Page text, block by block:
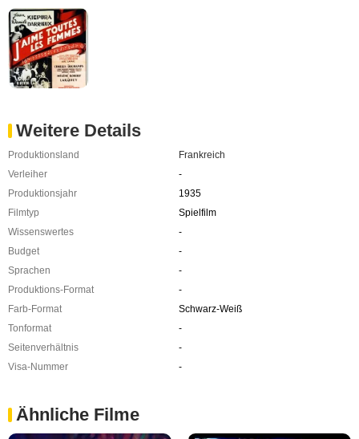
Weitere Details
Produktionsland
Frankreich
Verleiher
-
Produktionsjahr
1935
Filmtyp
Spielfilm
Wissenswertes
-
Budget
-
Sprachen
-
Produktions-Format
-
Farb-Format
Schwarz-Weiß
Tonformat
-
Seitenverhältnis
-
Visa-Nummer
-
Ähnliche Filme